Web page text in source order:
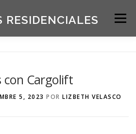
RESIDENCIALES Menú
con Cargolift
5, 2023 POR LIZBETH VELASCO